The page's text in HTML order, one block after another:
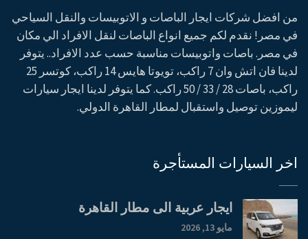
من افضل شركات ايجار الباصات و الاتوبيسات والنقل السياحي
في مصر! نقدم لكم جميع انواع الباصات لنقل الافراد الي مكان
في مصر. باصات واتوبيسات مناسبة حسب عدد الافراد.. يتوفر
لدينا فان اتش وان 7 راكب، تويوتا هايس 14 راكب، كوتسر 25
راكب، باصات 28 / 33 / 50 راكب. كما يتوفر لدينا ايجار سيارات
ليموزين توصيل واستقبال لمطار القاهرة الدولي.
اخر السيارات المستأجرة
ايجار عربية الى مطار القاهرة
مايو 13, 2026